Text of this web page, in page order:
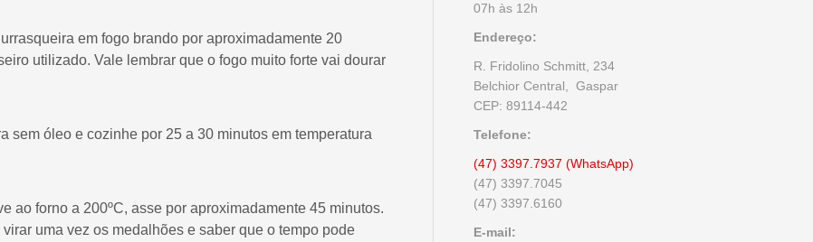
em fogo brando por aproximadamente 20
utilizado. Vale lembrar que o fogo muito forte vai dourar
sem óleo e cozinhe por 25 a 30 minutos em temperatura
ao forno a 200ºC, asse por aproximadamente 45 minutos.
uma vez os medalhões e saber que o tempo pode
07h às 12h
Endereço:
R. Fridolino Schmitt, 234
Belchior Central, Gaspar
CEP: 89114-442
Telefone:
(47) 3397.7937 (WhatsApp)
(47) 3397.7045
(47) 3397.6160
E-mail: